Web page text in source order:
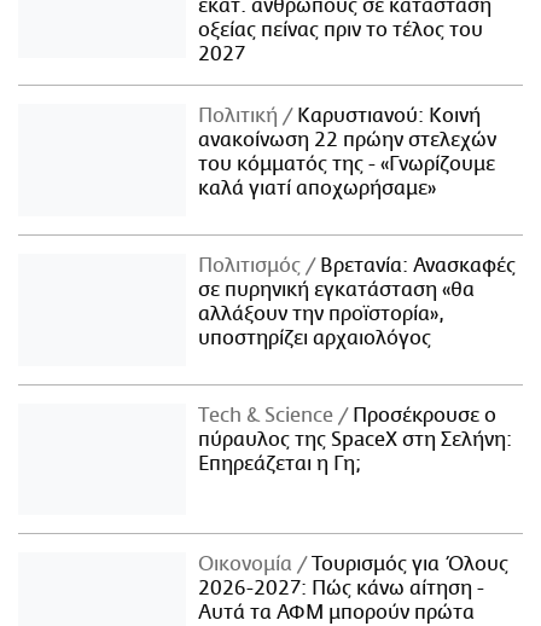
εκατ. ανθρώπους σε κατάσταση
οξείας πείνας πριν το τέλος του
2027
Πολιτική
Καρυστιανού: Κοινή
ανακοίνωση 22 πρώην στελεχών
του κόμματός της - «Γνωρίζουμε
καλά γιατί αποχωρήσαμε»
Πολιτισμός
Βρετανία: Ανασκαφές
σε πυρηνική εγκατάσταση «θα
αλλάξουν την προϊστορία»,
υποστηρίζει αρχαιολόγος
Τech & Science
Προσέκρουσε ο
πύραυλος της SpaceX στη Σελήνη:
Επηρεάζεται η Γη;
Οικονομία
Τουρισμός για Όλους
2026-2027: Πώς κάνω αίτηση -
Αυτά τα ΑΦΜ μπορούν πρώτα